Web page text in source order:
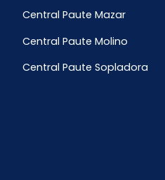
Central Paute Mazar
Central Paute Molino
Central Paute Sopladora